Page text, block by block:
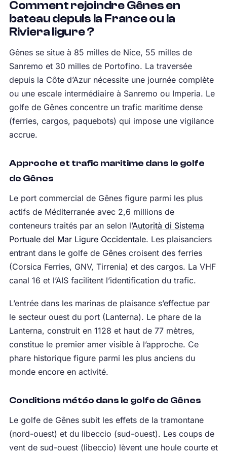
Comment rejoindre Gênes en
bateau depuis la France ou la
Riviera ligure ?
Gênes se situe à 85 milles de Nice, 55 milles de
Sanremo et 30 milles de Portofino. La traversée
depuis la Côte d’Azur nécessite une journée complète
ou une escale intermédiaire à Sanremo ou Imperia. Le
golfe de Gênes concentre un trafic maritime dense
(ferries, cargos, paquebots) qui impose une vigilance
accrue.
Approche et trafic maritime dans le golfe
de Gênes
Le port commercial de Gênes figure parmi les plus
actifs de Méditerranée avec 2,6 millions de
conteneurs traités par an selon l’Autorità di Sistema
Portuale del Mar Ligure Occidentale. Les plaisanciers
entrant dans le golfe de Gênes croisent des ferries
(Corsica Ferries, GNV, Tirrenia) et des cargos. La VHF
canal 16 et l’AIS facilitent l’identification du trafic.
L’entrée dans les marinas de plaisance s’effectue par
le secteur ouest du port (Lanterna). Le phare de la
Lanterna, construit en 1128 et haut de 77 mètres,
constitue le premier amer visible à l’approche. Ce
phare historique figure parmi les plus anciens du
monde encore en activité.
Conditions météo dans le golfe de Gênes
Le golfe de Gênes subit les effets de la tramontane
(nord-ouest) et du libeccio (sud-ouest). Les coups de
vent de sud-ouest (libeccio) lèvent une houle courte et